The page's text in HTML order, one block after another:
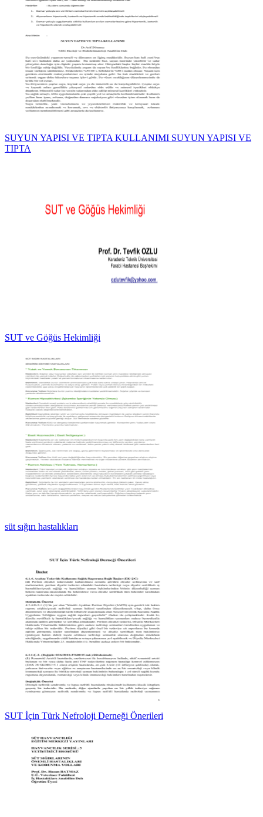
SUYUN YAPISI VE TIPTA KULLANIMI SUYUN YAPISI VE
TIPTA
SUT ve Göğüs Hekimliği
süt sığırı hastalıkları
SUT İçin Türk Nefroloji Derneği Önerileri